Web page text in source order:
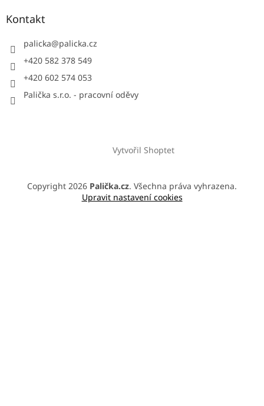
Kontakt
palicka@palicka.cz
+420 582 378 549
+420 602 574 053
Palička s.r.o. - pracovní oděvy
Vytvořil Shoptet
Copyright 2026 Palička.cz. Všechna práva vyhrazena.
Upravit nastavení cookies